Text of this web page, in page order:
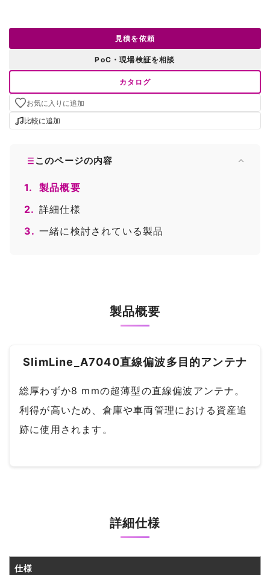
見積を依頼
PoC・現場検証を相談
カタログ
お気に入りに追加
比較に追加
このページの内容
1.
製品概要
2. 詳細仕様
3. 一緒に検討されている製品
製品概要
SlimLine_A7040直線偏波多目的アンテナ
総厚わずか8 mmの超薄型の直線偏波アンテナ。
利得が高いため、倉庫や車両管理における資産追
跡に使用されます。
詳細仕様
仕様